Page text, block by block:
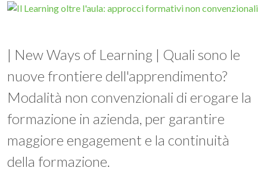
| New Ways of Learning | Quali sono le
nuove frontiere dell'apprendimento?
Modalità non convenzionali di erogare la
formazione in azienda, per garantire
maggiore engagement e la continuità
della formazione.